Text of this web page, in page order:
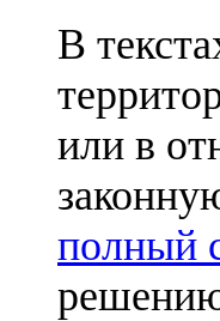
В
или в
полный